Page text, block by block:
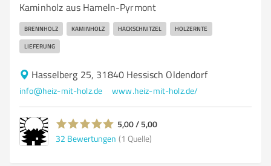
Kaminholz aus Hameln-Pyrmont
BRENNHOLZ KAMINHOLZ HACKSCHNITZEL HOLZERNTE
LIEFERUNG
Hasselberg 25, 31840 Hessisch Oldendorf
info@heiz-mit-holz.de www.heiz-mit-holz.de/
5,00 / 5,00
32 Bewertungen (1 Quelle)